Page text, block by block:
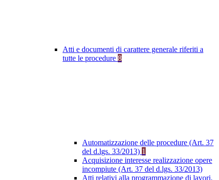
Atti e documenti di carattere generale riferiti a
tutte le procedure 8
Automatizzazione delle procedure (Art. 37
del d.lgs. 33/2013) 1
Acquisizione interesse realizzazione opere
incompiute (Art. 37 del d.lgs. 33/2013)
Atti relativi alla programmazione di lavori,